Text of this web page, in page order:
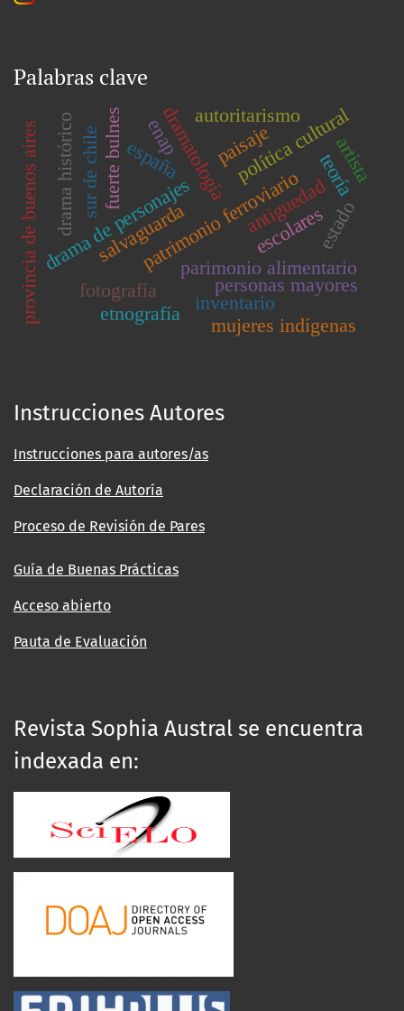
Palabras clave
escolares
parimonio alimentario
patrimonio ferroviario
dramatología
drama de personajes
drama histórico fuerte bulnes
personas mayores
salvaguarda antiguedad
inventario
estado
autoritarismo
política cultural
provincia de buenos aires fotografía
españa
etnografía
paisaje
enap
sur de chile
mujeres indígenas
teoría
artista
Instrucciones Autores
Instrucciones para autores/as
Declaración de Autoría
Proceso de Revisión de Pares
Guía de Buenas Prácticas
Acceso abierto
Pauta de Evaluación
Revista Sophia Austral se encuentra
indexada en: